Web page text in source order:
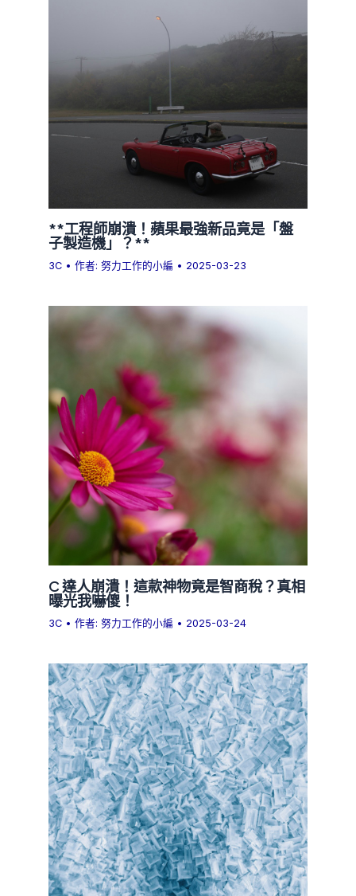
**工程師崩潰！蘋果最強新品竟是「盤
子製造機」？**
3C • 作者:努力工作的小編 • 2025-03-23
C 達人崩潰！這款神物竟是智商稅？真相
曝光我嚇傻！
3C • 作者:努力工作的小編 • 2025-03-24